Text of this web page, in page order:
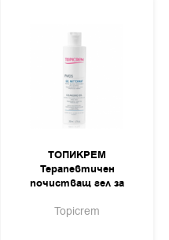
ТОПИКРЕМ
Терапевтичен
почистващ гел за
Topicrem